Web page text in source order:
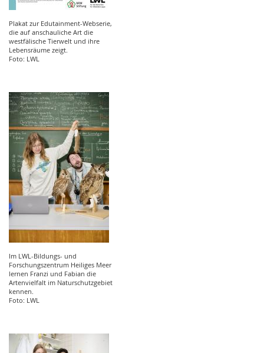
Plakat zur Edutainment-Webserie,
die auf anschauliche Art die
westfälische Tierwelt und ihre
Lebensräume zeigt.
Foto: LWL
Im LWL-Bildungs- und
Forschungszentrum Heiliges Meer
lernen Franzi und Fabian die
Artenvielfalt im Naturschutzgebiet
kennen.
Foto: LWL